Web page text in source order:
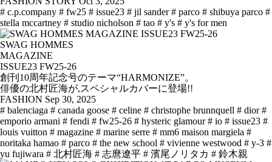
# c.p.company # fw25 # issue23 # jil sander # parco # shibuya parco #
stella mccartney # studio nicholson # tao # y's # y's for men
SWAG HOMMES
MAGAZINE
ISSUE23 FW25-26
創刊10周年記念号のテーマ“HARMONIZE”。
俳優の北村匠海が,スペシャルカバーに登場!!
FASHION Sep 30, 2025
# balenciaga # canada goose # celine # christophe brunnquell # dior #
emporio armani # fendi # fw25-26 # hysteric glamour # io # issue23 #
louis vuitton # magazine # marine serre # mm6 maison margiela #
noritaka hamao # parco # the new school # vivienne westwood # y-3 #
yu fujiwara # 北村匠海 # 志麿遼平 # 濱尾ノリタカ # 鈴木親